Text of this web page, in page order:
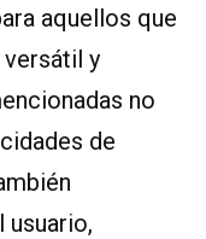
aquellos que
y
no
de
usuario,